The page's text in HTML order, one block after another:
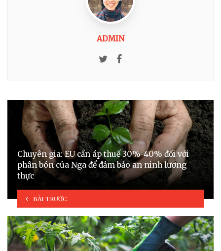
ADMIN
Twitter
Chuyên gia: EU cần áp thuế 30%-40% đối với
phân bón của Nga để đảm bảo an ninh lương
thực
BÀI TRƯỚC